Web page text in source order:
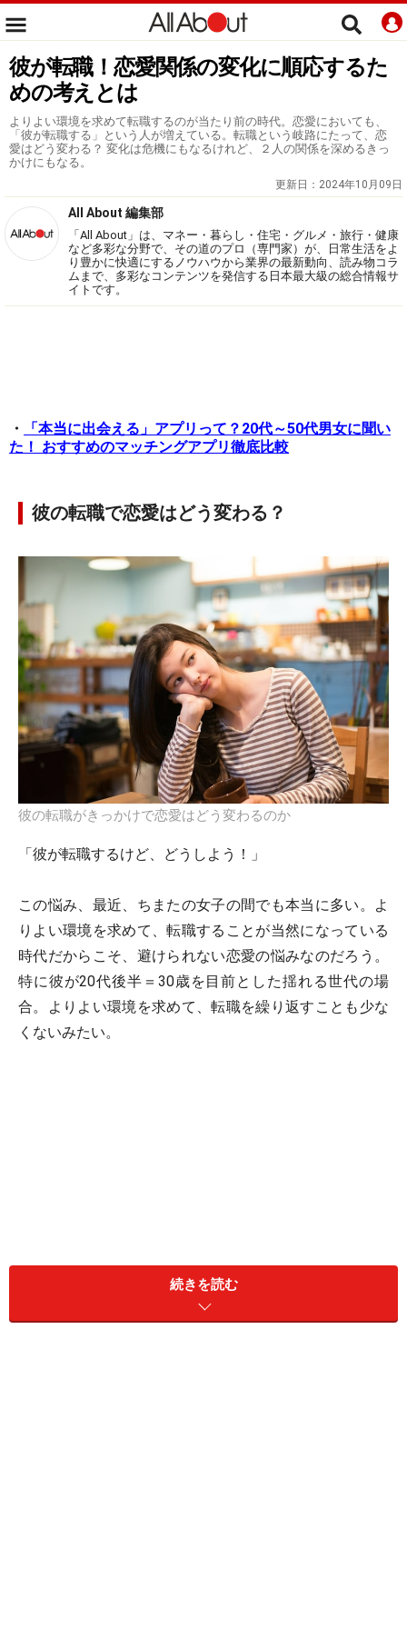
彼が転職！恋愛関係の変化に順応するた
めの考えとは
よりよい環境を求めて転職するのが当たり前の時代。恋愛においても、
「彼が転職する」という人が増えている。転職という岐路にたって、恋
愛はどう変わる？ 変化は危機にもなるけれど、２人の関係を深めるきっ
かけにもなる。
更新日： 2024年10月09日
All About 編集部
「All About」は、マネー・暮らし・住宅・グルメ・旅行・健康
など多彩な分野で、その道のプロ（専門家）が、日常生活をよ
り豊かに快適にするノウハウから業界の最新動向、読み物コラ
ムまで、多彩なコンテンツを発信する日本最大級の総合情報サ
イトです。
・
「本当に出会える」アプリって？20代～50代男女に聞い
た！ おすすめのマッチングアプリ徹底比較
彼の転職で恋愛はどう変わる？
彼の転職がきっかけで恋愛はどう変わるのか
「彼が転職するけど、どうしよう！」
この悩み、最近、ちまたの女子の間でも本当に多い。よ
りよい環境を求めて、転職することが当然になっている
時代だからこそ、避けられない恋愛の悩みなのだろう。
特に彼が20代後半＝30歳を目前とした揺れる世代の場
合。よりよい環境を求めて、転職を繰り返すことも少な
くないみたい。
続きを読む